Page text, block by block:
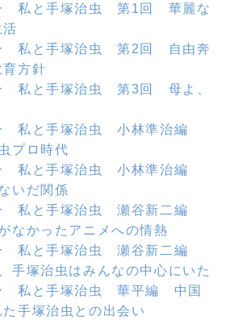
私と手塚治虫 第1回 華麗な
私と手塚治虫 第2回 自由奔
育方針
私と手塚治虫 第3回 母よ、
私と手塚治虫 小林準治編
プロ時代
私と手塚治虫 小林準治編
いだ関係
私と手塚治虫 瀬谷新二編
なかったアニメへの情熱
私と手塚治虫 瀬谷新二編
塚治虫はみんなの中心にいた
私と手塚治虫 華平編 中国
手塚治虫との出会い